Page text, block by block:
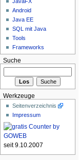
JavaFX
Android
Java EE
SQL mit Java
Tools
Frameworks
Suche
Werkzeuge
Seitenverzeichnis
Impressum
seit 9.10.2007